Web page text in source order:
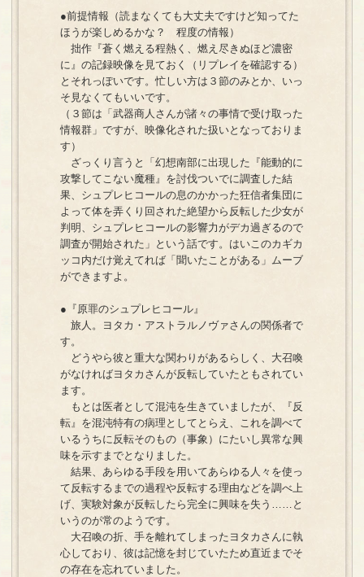
●前提情報（読まなくても大丈夫ですけど知ってた
ほうが楽しめるかな？ 程度の情報）
拙作『蒼く燃える程熱く、燃え尽きぬほど濃密
に』の記録映像を見ておく（リプレイを確認する）
とそれっぽいです。忙しい方は３節のみとか、いっ
そ見なくてもいいです。
（３節は「武器商人さんが諸々の事情で受け取った
情報群」ですが、映像化された扱いとなっておりま
す）
ざっくり言うと「幻想南部に出現した『能動的に
攻撃してこない魔種』を討伐ついでに調査した結
果、シュプレヒコールの息のかかった狂信者集団に
よって体を弄くり回された絶望から反転した少女が
判明、シュプレヒコールの影響力がデカ過ぎるので
調査が開始された」という話です。はいこのカギカ
ッコ内だけ覚えてれば「聞いたことがある」ムーブ
ができますよ。
●『原罪のシュプレヒコール』
旅人。ヨタカ・アストラルノヴァさんの関係者で
す。
どうやら彼と重大な関わりがあるらしく、大召喚
がなければヨタカさんが反転していたともされてい
ます。
もとは医者として混沌を生きていましたが、『反
転』を混沌特有の病理としてとらえ、これを調べて
いるうちに反転そのもの（事象）にたいし異常な興
味を示すまでとなりました。
結果、あらゆる手段を用いてあらゆる人々を使っ
て反転するまでの過程や反転する理由などを調べ上
げ、実験対象が反転したら完全に興味を失う……と
いうのが常のようです。
大召喚の折、手を離れてしまったヨタカさんに執
心しており、彼は記憶を封じていたため直近までそ
の存在を忘れていました。